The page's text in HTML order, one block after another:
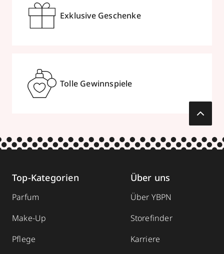
Exklusive Geschenke
Tolle Gewinnspiele
Top-Kategorien
Parfum
Make-Up
Pflege
Über uns
Über YBPN
Storefinder
Karriere